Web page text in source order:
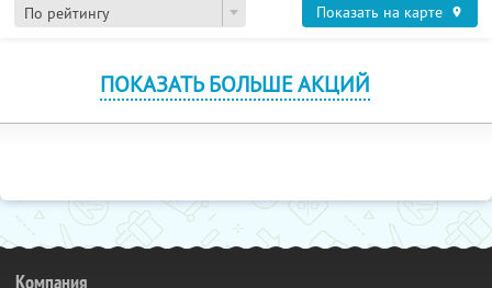
По рейтингу Показать на карте
ПОКАЗАТЬ БОЛЬШЕ АКЦИЙ
Компания